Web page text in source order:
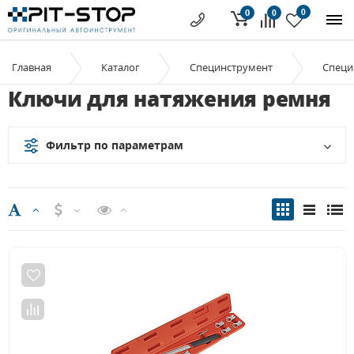
0 0
0
Главная Каталог Специнструмент
Ключи для натяжения ремня
Фильтр по параметрам